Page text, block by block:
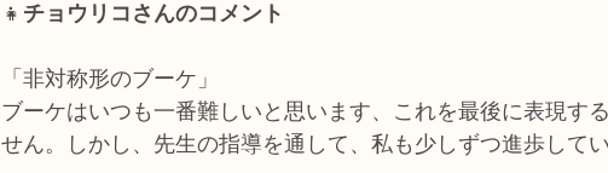
👧 チョウリコさんのコメント
「非対称形のブーケ」
ブーケはいつも一番難しいと思います、これを最後に表現す
せん。しかし、先生の指導を通して、私も少しずつ進歩してい